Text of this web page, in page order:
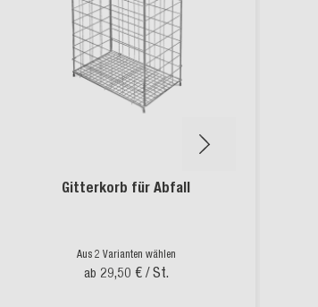
Gitterkorb für Abfall
Aus 2 Varianten wählen
ab 29,50 € / St.